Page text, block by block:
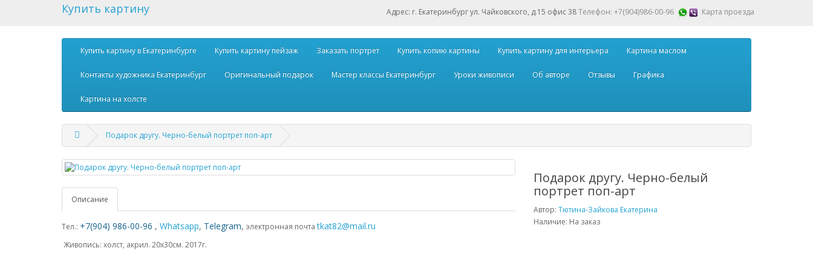
Купить картину Адрес: г. Екатеринбург ул. Чайковского, д.15 офис 38Телефон: +7(904)986-00-96 Карта проезда
Купить картину в Екатеринбурге Купить картину пейзаж Заказать портрет Купить копию картины Купить картину для интерьера Картина маслом
Контакты художника Екатеринбург Оригинальный подарок Мастер классы Екатеринбург Уроки живописи Об авторе Отзывы Графика
Картина на холсте
Подарок другу. Черно-белый портрет поп-арт
Описание
Тел.: +7(904) 986-00-96 , Whatsapp, Telegram, электронная почтаtkat82@mail.ru
Живопись: холст, акрил. 20х30см. 2017г.
Подарок другу. Черно-белый
портрет поп-арт
Автор: Тютина-Зайкова Екатерина
Наличие: На заказ